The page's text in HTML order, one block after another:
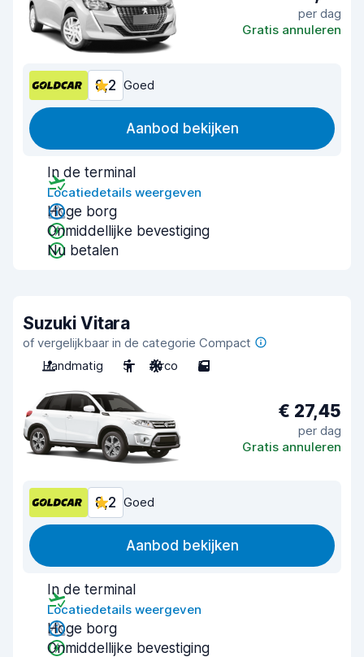
per dag
Gratis annuleren
8,2 Goed
Aanbod bekijken
In de terminal
Locatiedetails weergeven
Hoge borg
Onmiddellijke bevestiging
Nu betalen
Suzuki Vitara
of vergelijkbaar in de categorie Compact
Handmatig
5 Airco 5
€ 27,45
per dag
Gratis annuleren
8,2 Goed
Aanbod bekijken
In de terminal
Locatiedetails weergeven
Hoge borg
Onmiddellijke bevestiging